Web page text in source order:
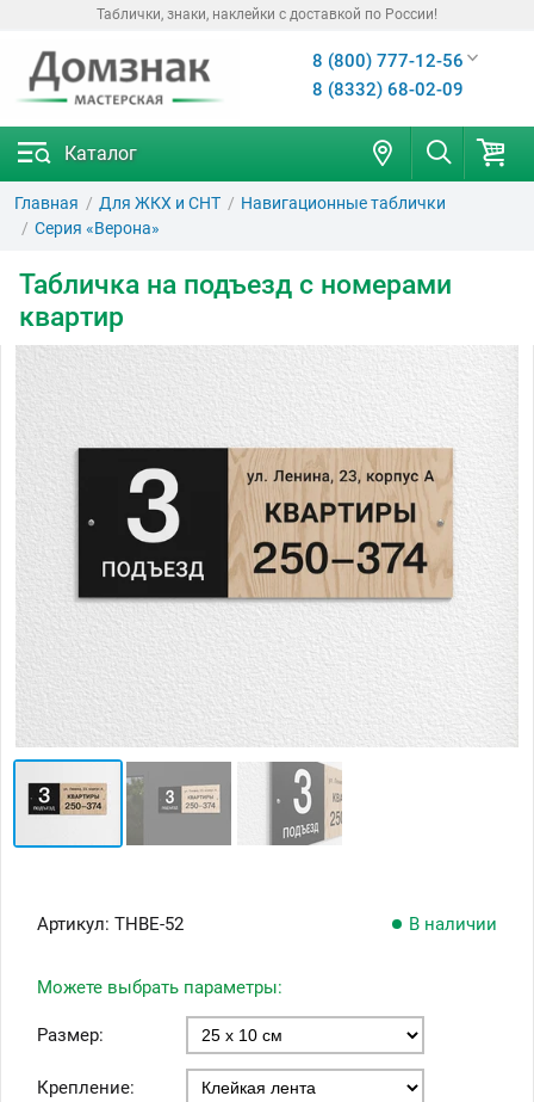
Таблички, знаки, наклейки с доставкой по России!
8 (800) 777-12-56
8 (8332) 68-02-09
Каталог
Главная Для ЖКХ и СНТ
Навигационные таблички
Серия «Верона»
Табличка на подъезд с номерами
квартир
Артикул: ТНВЕ-52 В наличии
Можете выбрать параметры:
Размер:
Крепление: